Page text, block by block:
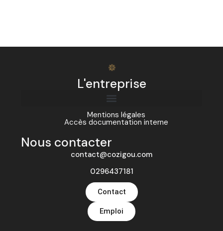
L'entreprise
Mentions légales
Accès documentation interne
Nous contacter
contact@cozigou.com
0296437181
Contact
Emploi